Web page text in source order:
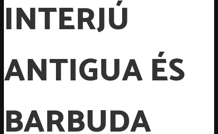
INTERJÚ
ANTIGUA ÉS
BARBUDA